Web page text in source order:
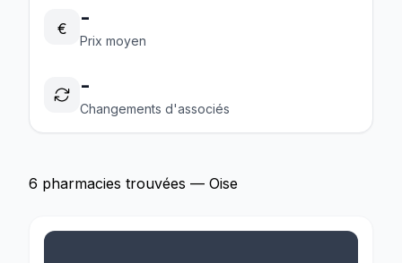
€ -
Prix moyen
-
Changements d'associés
6 pharmacies trouvées — Oise